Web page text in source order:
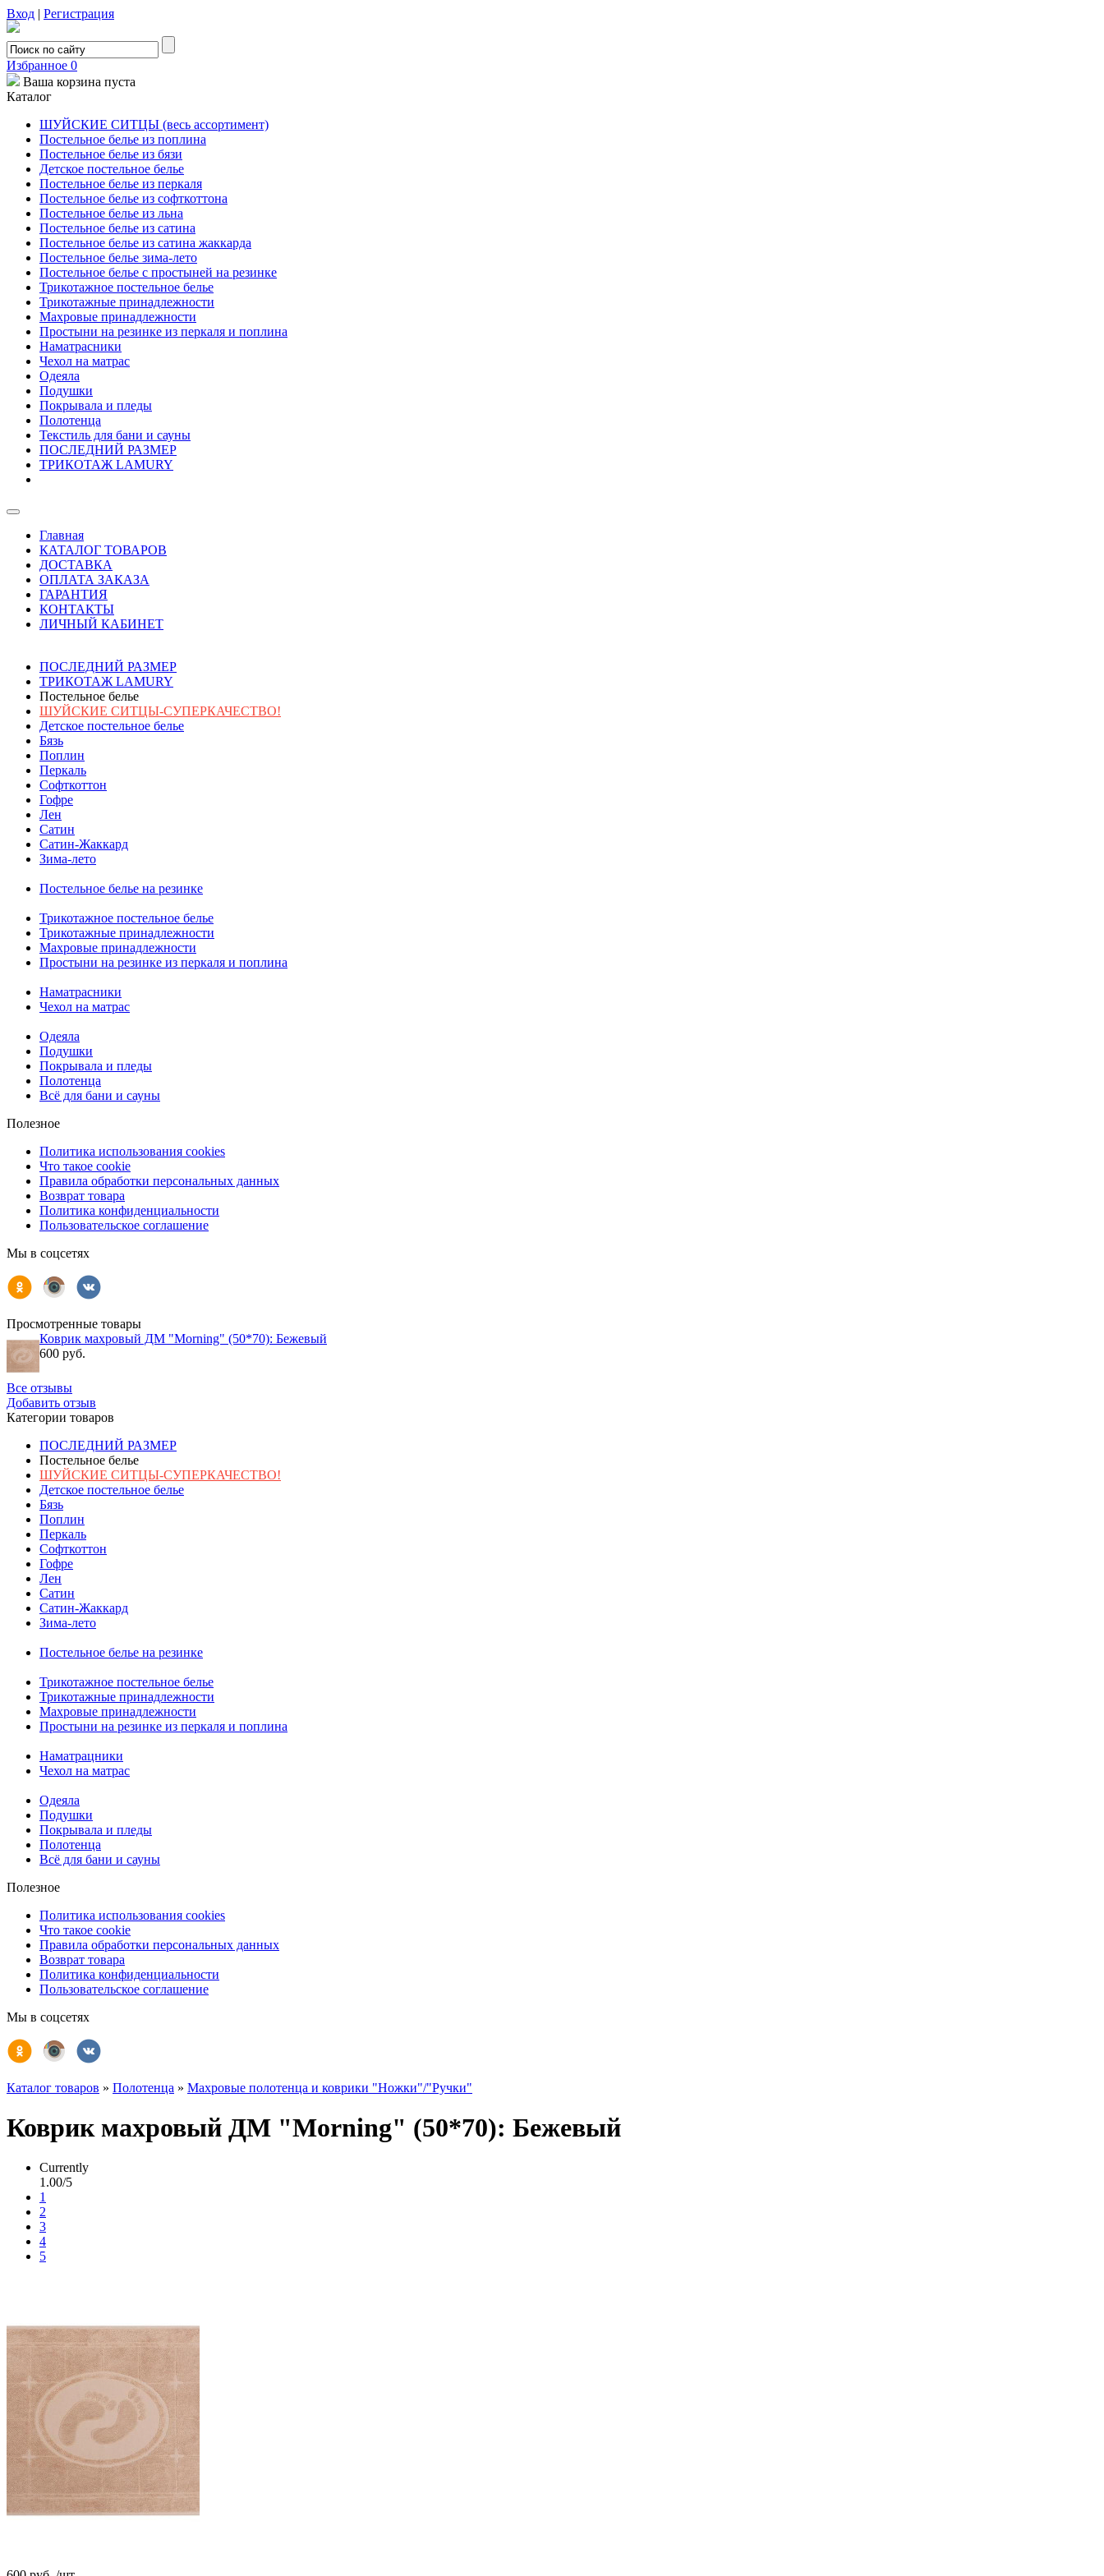
Вход | Регистрация
Избранное 0
Ваша корзина пуста
Каталог
ШУЙСКИЕ СИТЦЫ (весь ассортимент)
Постельное белье из поплина
Постельное белье из бязи
Детское постельное белье
Постельное белье из перкаля
Постельное белье из софткоттона
Постельное белье из льна
Постельное белье из сатина
Постельное белье из сатина жаккарда
Постельное белье зима-лето
Постельное белье с простыней на резинке
Трикотажное постельное белье
Трикотажные принадлежности
Махровые принадлежности
Простыни на резинке из перкаля и поплина
Наматрасники
Чехол на матрас
Одеяла
Подушки
Покрывала и пледы
Полотенца
Текстиль для бани и сауны
ПОСЛЕДНИЙ РАЗМЕР
ТРИКОТАЖ LAMURY
Главная
КАТАЛОГ ТОВАРОВ
ДОСТАВКА
ОПЛАТА ЗАКАЗА
ГАРАНТИЯ
КОНТАКТЫ
ЛИЧНЫЙ КАБИНЕТ
ПОСЛЕДНИЙ РАЗМЕР
ТРИКОТАЖ LAMURY
Постельное белье
ШУЙСКИЕ СИТЦЫ-СУПЕРКАЧЕСТВО!
Детское постельное белье
Бязь
Поплин
Перкаль
Софткоттон
Гофре
Лен
Сатин
Сатин-Жаккард
Зима-лето
Постельное белье на резинке
Трикотажное постельное белье
Трикотажные принадлежности
Махровые принадлежности
Простыни на резинке из перкаля и поплина
Наматрасники
Чехол на матрас
Одеяла
Подушки
Покрывала и пледы
Полотенца
Всё для бани и сауны
Полезное
Политика использования cookies
Что такое cookie
Правила обработки персональных данных
Возврат товара
Политика конфиденциальности
Пользовательское соглашение
Мы в соцсетях
Просмотренные товары
Коврик махровый ДМ "Morning" (50*70): Бежевый
600 руб.
Все отзывы
Добавить отзыв
Категории товаров
ПОСЛЕДНИЙ РАЗМЕР
Постельное белье
ШУЙСКИЕ СИТЦЫ-СУПЕРКАЧЕСТВО!
Детское постельное белье
Бязь
Поплин
Перкаль
Софткоттон
Гофре
Лен
Сатин
Сатин-Жаккард
Зима-лето
Постельное белье на резинке
Трикотажное постельное белье
Трикотажные принадлежности
Махровые принадлежности
Простыни на резинке из перкаля и поплина
Наматрацники
Чехол на матрас
Одеяла
Подушки
Покрывала и пледы
Полотенца
Всё для бани и сауны
Полезное
Политика использования cookies
Что такое cookie
Правила обработки персональных данных
Возврат товара
Политика конфиденциальности
Пользовательское соглашение
Мы в соцсетях
Каталог товаров » Полотенца » Махровые полотенца и коврики "Ножки"/"Ручки"
Коврик махровый ДМ "Morning" (50*70): Бежевый
Currently
1.00/5
1
2
3
4
5